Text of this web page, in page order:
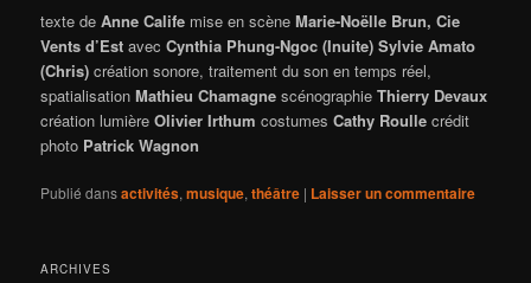
texte deAnne Calife mise en scèneMarie-Noëlle Brun, Cie
Vents d’Est avecCynthia Phung-Ngoc (Inuite)Sylvie Amato
(Chris)création sonore, traitement du son en temps réel,
spatialisationMathieu Chamagne scénographieThierry Devaux
création lumièreOlivier IrthumcostumesCathy Roulle crédit
photo Patrick Wagnon
Publié dansactivités,musique,théâtre | Laisser un commentaire
ARCHIVES